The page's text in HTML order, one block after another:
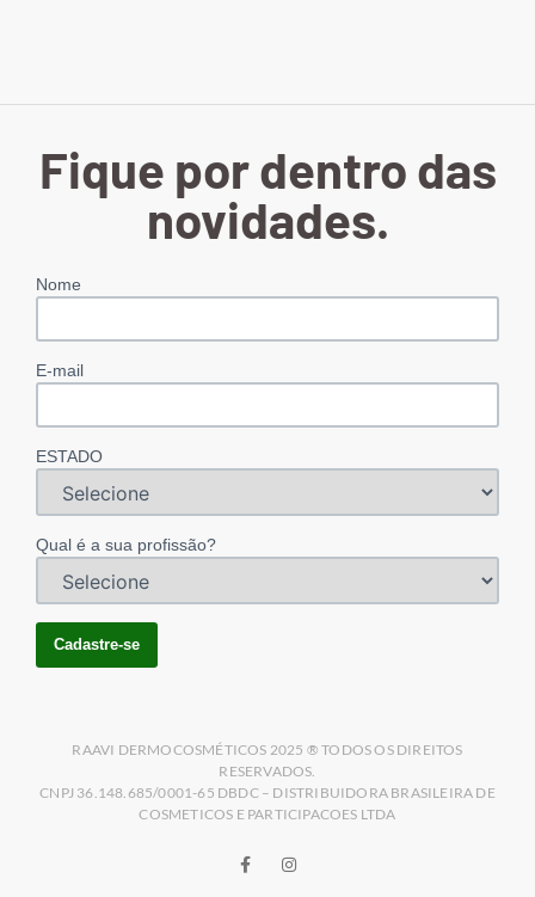
Fique por dentro das
novidades.
Nome
E-mail
ESTADO
Qual é a sua profissão?
RAAVI DERMOCOSMÉTICOS 2025 ® TODOS OS DIREITOS
RESERVADOS.
CNPJ 36.148.685/0001-65 DBDC – DISTRIBUIDORA BRASILEIRA DE
COSMETICOS E PARTICIPACOES LTDA